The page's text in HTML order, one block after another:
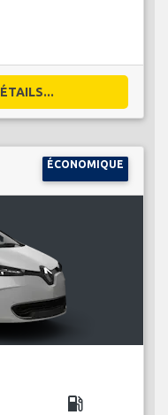
ÉCONOMIQUE
local_gas_station